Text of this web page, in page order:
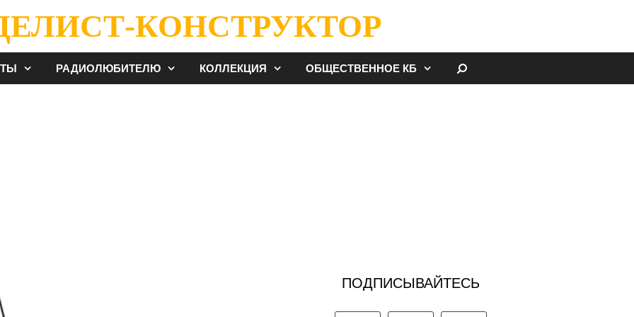
КОНСТРУКТОР
РАДИОЛЮБИТЕЛЮ КОЛЛЕКЦИЯ ОБЩЕСТВЕННОЕ КБ
ПОДПИСЫВАЙТЕСЬ